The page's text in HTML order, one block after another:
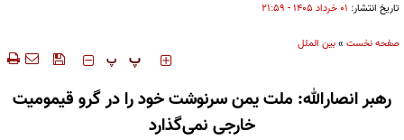
تاریخ انتشار: ۰۱ خرداد ۱۴۰۵ - ۲۱:۵۹
صفحه نخست »بین الملل
‍‍‍ پ پ
رهبر انصارالله: ملت یمن سرنوشت خود را در گرو قیمومیت
خارجی نمی‌گذارد